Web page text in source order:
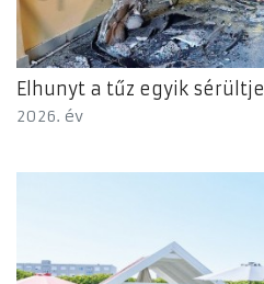
Elhunyt a tűz egyik sérültje
2026. év